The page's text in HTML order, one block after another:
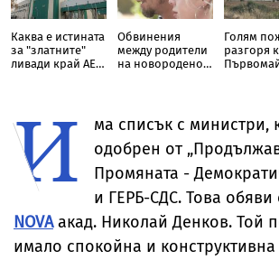
Каква е истината
за "златните"
ливади край АЕЦ
Обвинения
между родители
на новородено и
Голям
разгоря
И
ма списък с министри,
одобрен от
Промяната -
и ГЕРБ-СДС. Това
NOVAакад. Николай Денков. Той
имало спокойна и конструктивна